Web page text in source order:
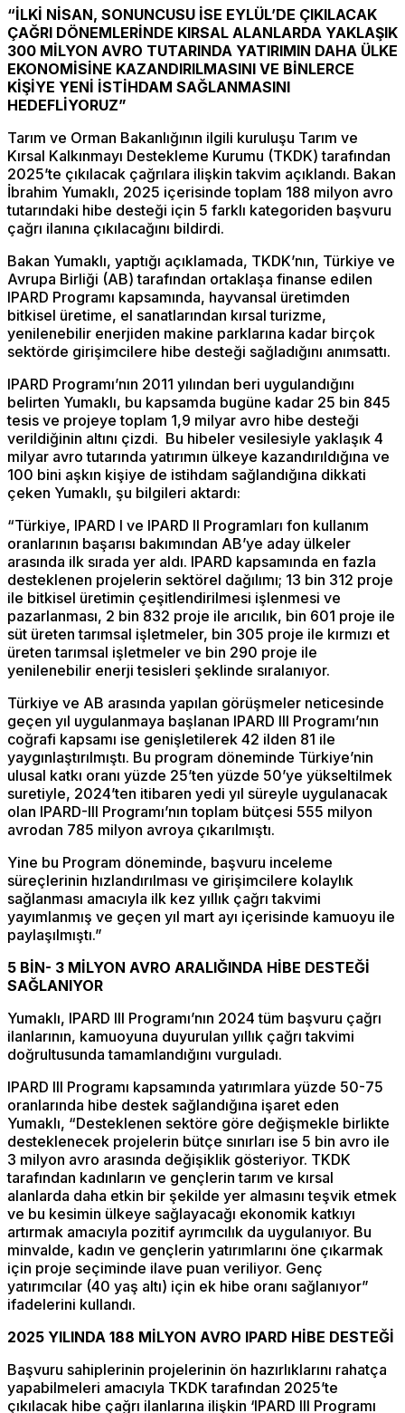
“İLKİ NİSAN, SONUNCUSU İSE EYLÜL’DE ÇIKILACAK
ÇAĞRI DÖNEMLERİNDE KIRSAL ALANLARDA YAKLAŞIK
300 MİLYON AVRO TUTARINDA YATIRIMIN DAHA ÜLKE
EKONOMİSİNE KAZANDIRILMASINI VE BİNLERCE
KİŞİYE YENİ İSTİHDAM SAĞLANMASINI
HEDEFLİYORUZ”
Tarım ve Orman Bakanlığının ilgili kuruluşu Tarım ve
Kırsal Kalkınmayı Destekleme Kurumu (TKDK) tarafından
2025’te çıkılacak çağrılara ilişkin takvim açıklandı. Bakan
İbrahim Yumaklı, 2025 içerisinde toplam 188 milyon avro
tutarındaki hibe desteği için 5 farklı kategoriden başvuru
çağrı ilanına çıkılacağını bildirdi.
Bakan Yumaklı, yaptığı açıklamada, TKDK’nın, Türkiye ve
Avrupa Birliği (AB) tarafından ortaklaşa finanse edilen
IPARD Programı kapsamında, hayvansal üretimden
bitkisel üretime, el sanatlarından kırsal turizme,
yenilenebilir enerjiden makine parklarına kadar birçok
sektörde girişimcilere hibe desteği sağladığını anımsattı.
IPARD Programı’nın 2011 yılından beri uygulandığını
belirten Yumaklı, bu kapsamda bugüne kadar 25 bin 845
tesis ve projeye toplam 1,9 milyar avro hibe desteği
verildiğinin altını çizdi. Bu hibeler vesilesiyle yaklaşık 4
milyar avro tutarında yatırımın ülkeye kazandırıldığına ve
100 bini aşkın kişiye de istihdam sağlandığına dikkati
çeken Yumaklı, şu bilgileri aktardı:
“Türkiye, IPARD I ve IPARD II Programları fon kullanım
oranlarının başarısı bakımından AB’ye aday ülkeler
arasında ilk sırada yer aldı. IPARD kapsamında en fazla
desteklenen projelerin sektörel dağılımı; 13 bin 312 proje
ile bitkisel üretimin çeşitlendirilmesi işlenmesi ve
pazarlanması, 2 bin 832 proje ile arıcılık, bin 601 proje ile
süt üreten tarımsal işletmeler, bin 305 proje ile kırmızı et
üreten tarımsal işletmeler ve bin 290 proje ile
yenilenebilir enerji tesisleri şeklinde sıralanıyor.
Türkiye ve AB arasında yapılan görüşmeler neticesinde
geçen yıl uygulanmaya başlanan IPARD III Programı’nın
coğrafi kapsamı ise genişletilerek 42 ilden 81 ile
yaygınlaştırılmıştı. Bu program döneminde Türkiye’nin
ulusal katkı oranı yüzde 25’ten yüzde 50’ye yükseltilmek
suretiyle, 2024’ten itibaren yedi yıl süreyle uygulanacak
olan IPARD-III Programı’nın toplam bütçesi 555 milyon
avrodan 785 milyon avroya çıkarılmıştı.
Yine bu Program döneminde, başvuru inceleme
süreçlerinin hızlandırılması ve girişimcilere kolaylık
sağlanması amacıyla ilk kez yıllık çağrı takvimi
yayımlanmış ve geçen yıl mart ayı içerisinde kamuoyu ile
paylaşılmıştı.”
5 BİN- 3 MİLYON AVRO ARALIĞINDA HİBE DESTEĞİ
SAĞLANIYOR
Yumaklı, IPARD III Programı’nın 2024 tüm başvuru çağrı
ilanlarının, kamuoyuna duyurulan yıllık çağrı takvimi
doğrultusunda tamamlandığını vurguladı.
IPARD III Programı kapsamında yatırımlara yüzde 50-75
oranlarında hibe destek sağlandığına işaret eden
Yumaklı, “Desteklenen sektöre göre değişmekle birlikte
desteklenecek projelerin bütçe sınırları ise 5 bin avro ile
3 milyon avro arasında değişiklik gösteriyor. TKDK
tarafından kadınların ve gençlerin tarım ve kırsal
alanlarda daha etkin bir şekilde yer almasını teşvik etmek
ve bu kesimin ülkeye sağlayacağı ekonomik katkıyı
artırmak amacıyla pozitif ayrımcılık da uygulanıyor. Bu
minvalde, kadın ve gençlerin yatırımlarını öne çıkarmak
için proje seçiminde ilave puan veriliyor. Genç
yatırımcılar (40 yaş altı) için ek hibe oranı sağlanıyor”
ifadelerini kullandı.
2025 YILINDA 188 MİLYON AVRO IPARD HİBE DESTEĞİ
Başvuru sahiplerinin projelerinin ön hazırlıklarını rahatça
yapabilmeleri amacıyla TKDK tarafından 2025’te
çıkılacak hibe çağrı ilanlarına ilişkin ‘IPARD III Programı